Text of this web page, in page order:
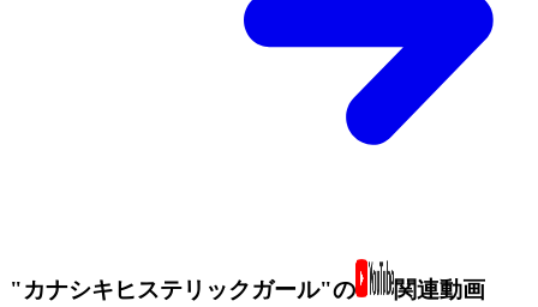
"カナシキヒステリックガール"の 関連動画